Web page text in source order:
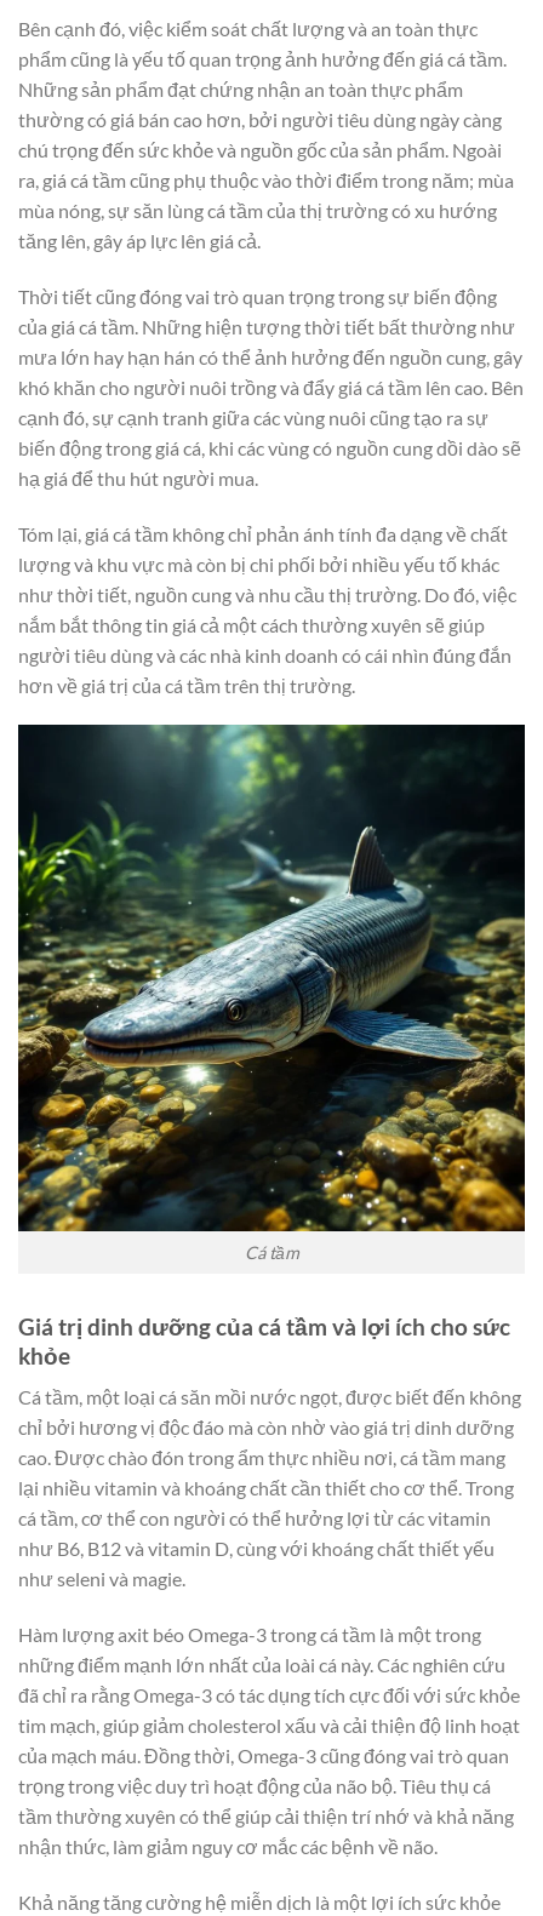
Bên cạnh đó, việc kiểm soát chất lượng và an toàn thực
phẩm cũng là yếu tố quan trọng ảnh hưởng đến giá cá tầm.
Những sản phẩm đạt chứng nhận an toàn thực phẩm
thường có giá bán cao hơn, bởi người tiêu dùng ngày càng
chú trọng đến sức khỏe và nguồn gốc của sản phẩm. Ngoài
ra, giá cá tầm cũng phụ thuộc vào thời điểm trong năm; mùa
mùa nóng, sự săn lùng cá tầm của thị trường có xu hướng
tăng lên, gây áp lực lên giá cả.
Thời tiết cũng đóng vai trò quan trọng trong sự biến động
của giá cá tầm. Những hiện tượng thời tiết bất thường như
mưa lớn hay hạn hán có thể ảnh hưởng đến nguồn cung, gây
khó khăn cho người nuôi trồng và đẩy giá cá tầm lên cao. Bên
cạnh đó, sự cạnh tranh giữa các vùng nuôi cũng tạo ra sự
biến động trong giá cá, khi các vùng có nguồn cung dồi dào sẽ
hạ giá để thu hút người mua.
Tóm lại, giá cá tầm không chỉ phản ánh tính đa dạng về chất
lượng và khu vực mà còn bị chi phối bởi nhiều yếu tố khác
như thời tiết, nguồn cung và nhu cầu thị trường. Do đó, việc
nắm bắt thông tin giá cả một cách thường xuyên sẽ giúp
người tiêu dùng và các nhà kinh doanh có cái nhìn đúng đắn
hơn về giá trị của cá tầm trên thị trường.
Cá tầm
Giá trị dinh dưỡng của cá tầm và lợi ích cho sức
khỏe
Cá tầm, một loại cá săn mồi nước ngọt, được biết đến không
chỉ bởi hương vị độc đáo mà còn nhờ vào giá trị dinh dưỡng
cao. Được chào đón trong ẩm thực nhiều nơi, cá tầm mang
lại nhiều vitamin và khoáng chất cần thiết cho cơ thể. Trong
cá tầm, cơ thể con người có thể hưởng lợi từ các vitamin
như B6, B12 và vitamin D, cùng với khoáng chất thiết yếu
như seleni và magie.
Hàm lượng axit béo Omega-3 trong cá tầm là một trong
những điểm mạnh lớn nhất của loài cá này. Các nghiên cứu
đã chỉ ra rằng Omega-3 có tác dụng tích cực đối với sức khỏe
tim mạch, giúp giảm cholesterol xấu và cải thiện độ linh hoạt
của mạch máu. Đồng thời, Omega-3 cũng đóng vai trò quan
trọng trong việc duy trì hoạt động của não bộ. Tiêu thụ cá
tầm thường xuyên có thể giúp cải thiện trí nhớ và khả năng
nhận thức, làm giảm nguy cơ mắc các bệnh về não.
Khả năng tăng cường hệ miễn dịch là một lợi ích sức khỏe